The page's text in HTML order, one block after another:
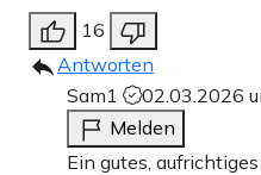
16
Antworten
Sam1
02.03.2026
Melden
Ein gutes,